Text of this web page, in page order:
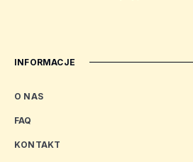
INFORMACJE
O NAS
FAQ
KONTAKT